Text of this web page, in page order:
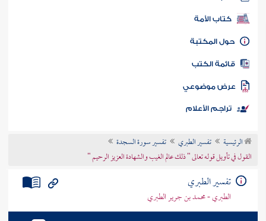
كتب PDF
كتاب الأمة
المكتبة
الكتب
موضوعي
تراجم الأعلام
الرئيسية تفسير الطبري
تفسير سورة السجدة
القول في تأويل قوله تعالى " ذلك عالم الغيب والشهادة العزيز الرحيم "
تفسير الطبري
الطبري - محمد بن جرير الطبري